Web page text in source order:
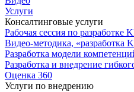
Услуги
Консалтинговые услуги
Рабочая сессия по разработке
Видео-методика, «разработка
Разработка модели
Разработка и внедрение
Оценка 360
Услуги по внедрению